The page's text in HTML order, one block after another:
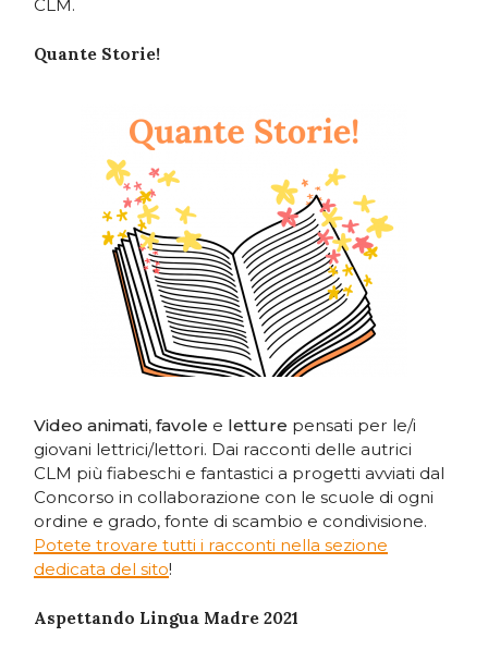
CLM.
Quante Storie!
Video animati,favole e letture pensati per le/i
giovani lettrici/lettori. Dai racconti delle autrici
CLM più fiabeschi e fantastici a progetti avviati dal
Concorso in collaborazione con le scuole di ogni
ordine e grado, fonte di scambio e condivisione.
Potete trovare tutti i racconti nella sezione
dedicata del sito!
Aspettando Lingua Madre 2021